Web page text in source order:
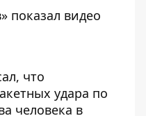
показал видео
что
удара по
человека в